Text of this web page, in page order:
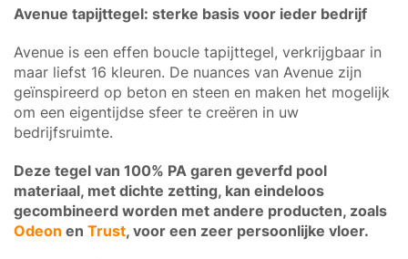
Avenue tapijttegel: sterke basis voor ieder bedrijf
Avenue is een effen boucle tapijttegel, verkrijgbaar in
maar liefst 16 kleuren. De nuances van Avenue zijn
geïnspireerd op beton en steen en maken het mogelijk
om een eigentijdse sfeer te creëren in uw
bedrijfsruimte.
Deze tegel van 100% PA garen geverfd pool
materiaal, met dichte zetting, kan eindeloos
gecombineerd worden met andere producten, zoals
Odeon en Trust, voor een zeer persoonlijke vloer.